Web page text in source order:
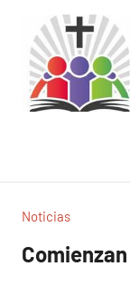
contenido
Salamanca
Noticias